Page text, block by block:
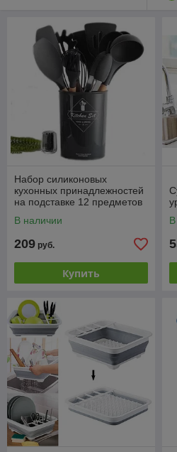
Набор силиконовых
кухонных принадлежностей
на подставке 12 предметов
В наличии
209 руб.
Купить